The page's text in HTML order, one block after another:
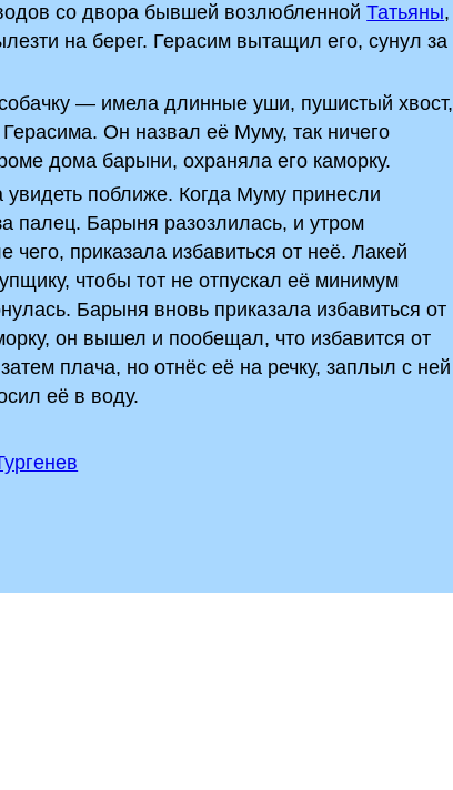
со двора бывшей возлюбленнойТатьяны,
на берег. Герасим вытащил его, сунул за
— имела длинные уши, пушистый хвост,
Он назвал её Муму, так ничего
дома барыни, охраняла его каморку.
увидеть поближе. Когда Муму принесли
палец. Барыня разозлилась, и утром
приказала избавиться от неё. Лакей
чтобы тот не отпускал её минимум
Барыня вновь приказала избавиться от
он вышел и пообещал, что избавится от
плача, но отнёс её на речку, заплыл с ней
её в воду.